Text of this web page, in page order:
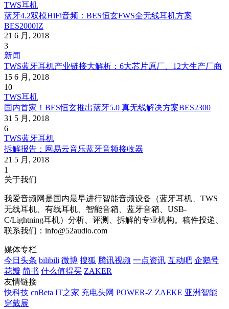
TWS耳机
蓝牙4.2双模HiFi音频：BES恒玄FWS全无线耳机方案
BES2000IZ
21 6 月, 2018
3
新闻
TWS蓝牙耳机产业链接大解析：6大芯片原厂、12大生产厂商
15 6 月, 2018
10
TWS耳机
国内首家！BES恒玄推出蓝牙5.0 真无线解决方案BES2300
31 5 月, 2018
6
TWS蓝牙耳机
拆解报告：网易云音乐蓝牙音频接收器
21 5 月, 2018
1
关于我们
我爱音频网是国内最早进行智能音频设备（蓝牙耳机、TWS
无线耳机、有线耳机、智能音箱、蓝牙音箱、USB-
C/Lightning耳机）分析、评测、拆解的专业机构。稿件投递、
联系我们：info@52audio.com
媒体专栏
今日头条 bilibili 微博 搜狐 腾讯视频 一点资讯 互动吧 企鹅号
花瓣 简书 什么值得买 ZAKER
友情链接
快科技 cnBeta IT之家 充电头网 POWER-Z ZAEKE 亚洲智能
穿戴展